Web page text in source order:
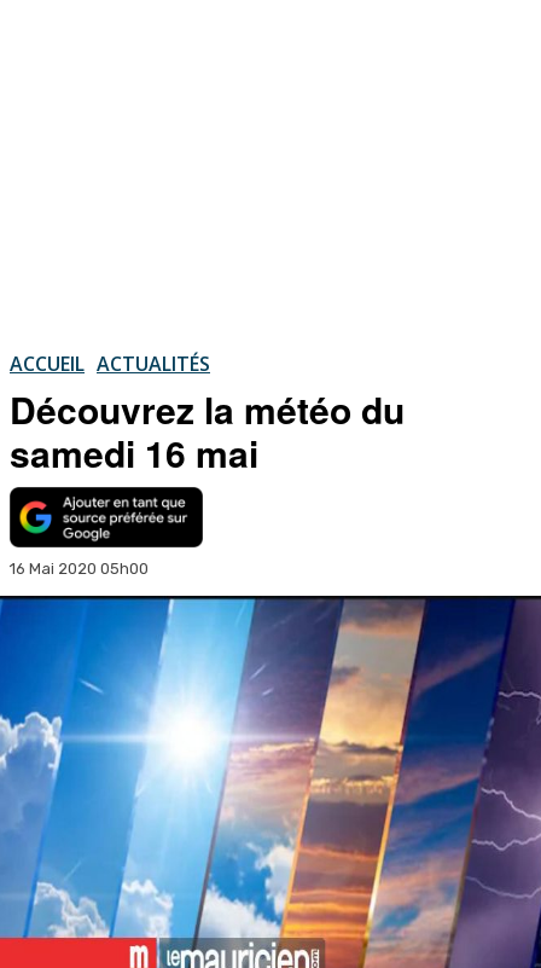
ACCUEIL ACTUALITÉS
Découvrez la météo du
samedi 16 mai
16 Mai 2020 05h00